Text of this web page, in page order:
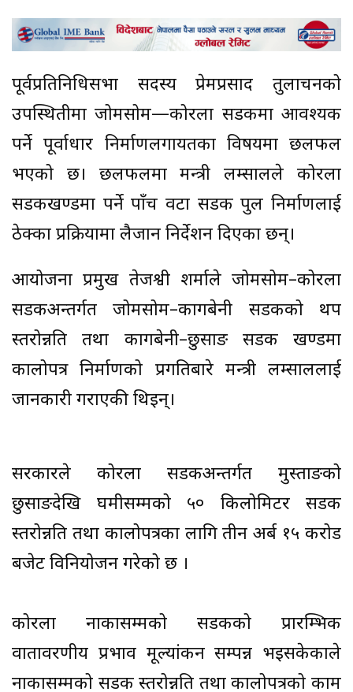
पूर्वप्रतिनिधिसभा सदस्य प्रेमप्रसाद तुलाचनको
उपस्थितीमा जोमसोम—कोरला सडकमा आवश्यक
पर्ने पूर्वाधार निर्माणलगायतका विषयमा छलफल
भएको छ। छलफलमा मन्त्री लम्सालले कोरला
सडकखण्डमा पर्ने पाँच वटा सडक पुल निर्माणलाई
ठेक्का प्रक्रियामा लैजान निर्देशन दिएका छन्।
आयोजना प्रमुख तेजश्वी शर्माले जोमसोम–कोरला
सडकअन्तर्गत जोमसोम–कागबेनी सडकको थप
स्तरोन्नति तथा कागबेनी–छुसाङ सडक खण्डमा
कालोपत्र निर्माणको प्रगतिबारे मन्त्री लम्साललाई
जानकारी गराएकी थिइन्।
सरकारले कोरला सडकअन्तर्गत मुस्ताङको
छुसाङदेखि घमीसम्मको ५० किलोमिटर सडक
स्तरोन्नति तथा कालोपत्रका लागि तीन अर्ब १५ करोड
बजेट विनियोजन गरेको छ ।
कोरला नाकासम्मको सडकको प्रारम्भिक
वातावरणीय प्रभाव मूल्यांकन सम्पन्न भइसकेकाले
नाकासम्मको सडक स्तरोन्नति तथा कालोपत्रको काम